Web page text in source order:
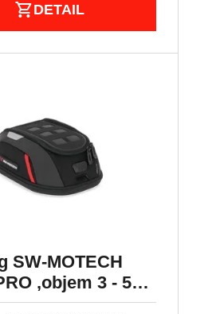
DETAIL
SW-MOTECH
,objem 3 - 5